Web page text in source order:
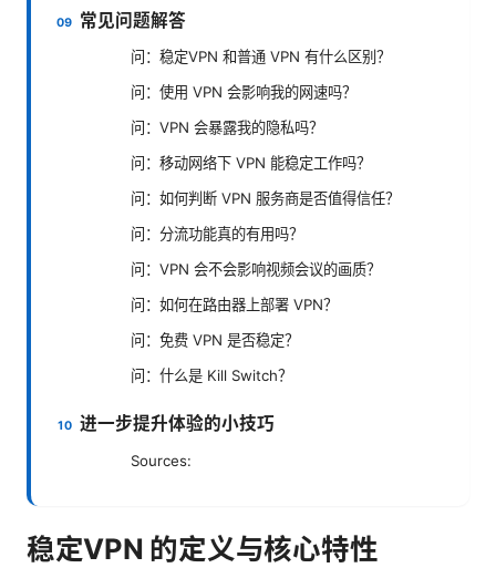
常见问题解答
问：稳定VPN 和普通 VPN 有什么区别？
问：使用 VPN 会影响我的网速吗？
问：VPN 会暴露我的隐私吗？
问：移动网络下 VPN 能稳定工作吗？
问：如何判断 VPN 服务商是否值得信任？
问：分流功能真的有用吗？
问：VPN 会不会影响视频会议的画质？
问：如何在路由器上部署 VPN？
问：免费 VPN 是否稳定？
问：什么是 Kill Switch？
进一步提升体验的小技巧
Sources:
稳定VPN 的定义与核心特性